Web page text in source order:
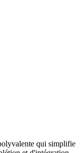
qui simplifie